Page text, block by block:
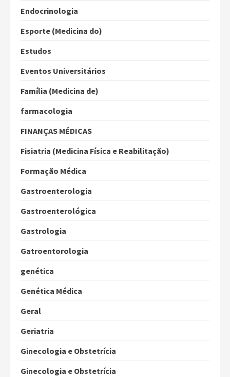
Endocrinologia
Esporte (Medicina do)
Estudos
Eventos Universitários
Família (Medicina de)
farmacologia
FINANÇAS MÉDICAS
Fisiatria (Medicina Física e Reabilitação)
Formação Médica
Gastroenterologia
Gastroenterológica
Gastrologia
Gatroentorologia
genética
Genética Médica
Geral
Geriatria
Ginecologia e Obstetrícia
Ginecologia e Obstetrícia